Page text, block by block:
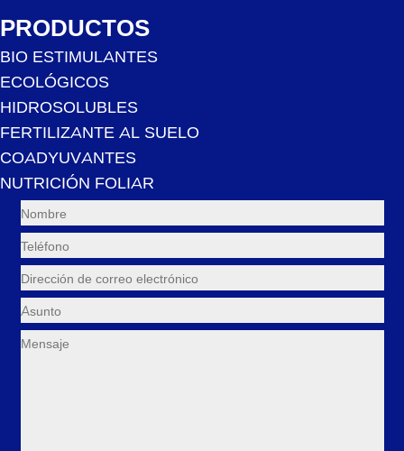
PRODUCTOS
BIO ESTIMULANTES
ECOLÓGICOS
HIDROSOLUBLES
FERTILIZANTE AL SUELO
COADYUVANTES
NUTRICIÓN FOLIAR